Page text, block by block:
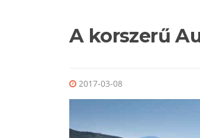
A korszerű
2017-03-08